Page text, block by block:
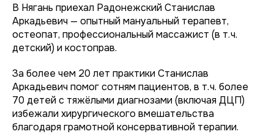
В Нягань приехал Радонежский Станислав
Аркадьевич — опытный мануальный терапевт,
остеопат, профессиональный массажист (в т. ч.
детский) и костоправ.
За более чем 20 лет практики Станислав
Аркадьевич помог сотням пациентов, в т. ч. более
70 детей с тяжёлыми диагнозами (включая ДЦП)
избежали хирургического вмешательства
благодаря грамотной консервативной терапии.